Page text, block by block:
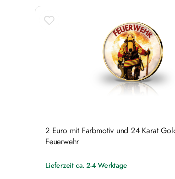
2 Euro mit Farbmotiv und 24 Karat
Feuerwehr
Lieferzeit ca. 2-4 Werktage